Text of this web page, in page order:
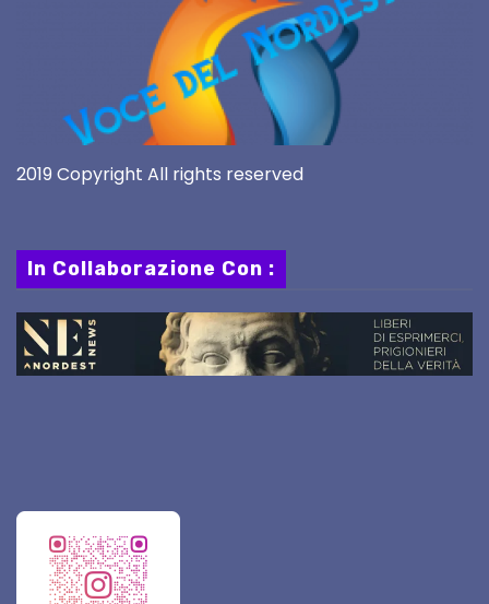
2019 Copyright All rights reserved
In Collaborazione Con :